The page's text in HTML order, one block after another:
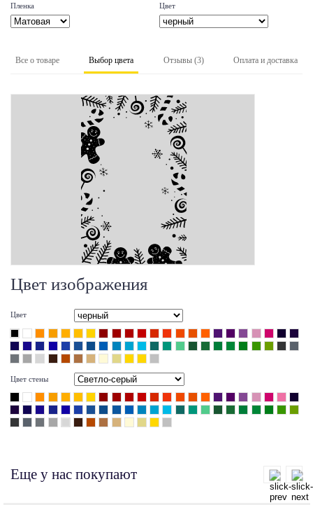
Пленка Цвет
Все о товаре Выбор цвета Отзывы (3) Оплата и доставка
Цвет изображения
Цвет
Цвет стены
Еще у нас покупают